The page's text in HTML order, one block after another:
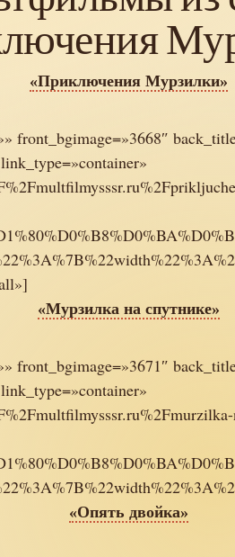
«Приключения Мурзилки»
front_bgimage=»3668″
«Мурзилка на спутнике»
front_bgimage=»3671″
«Опять двойка»